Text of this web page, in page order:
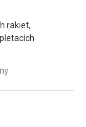
rakiet,